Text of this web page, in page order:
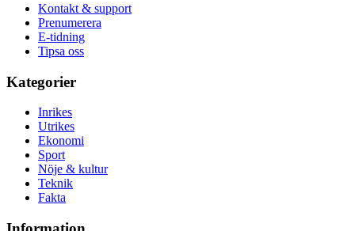
Kontakt & support
Prenumerera
E-tidning
Tipsa oss
Kategorier
Inrikes
Utrikes
Ekonomi
Sport
Nöje & kultur
Teknik
Fakta